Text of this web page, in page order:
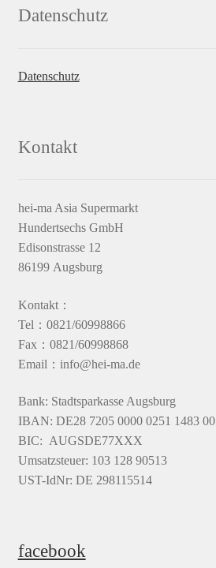
Datenschutz
Datenschutz
Kontakt
hei-ma Asia Supermarkt
Hundertsechs GmbH
Edisonstrasse 12
86199 Augsburg
Kontakt：
Tel：0821/60998866
Fax：0821/60998868
Email：info@hei-ma.de
Bank: Stadtsparkasse Augsburg
IBAN: DE28 7205 0000 0251 1483 00
BIC: AUGSDE77XXX
Umsatzsteuer: 103 128 90513
UST-IdNr: DE 298115514
facebook